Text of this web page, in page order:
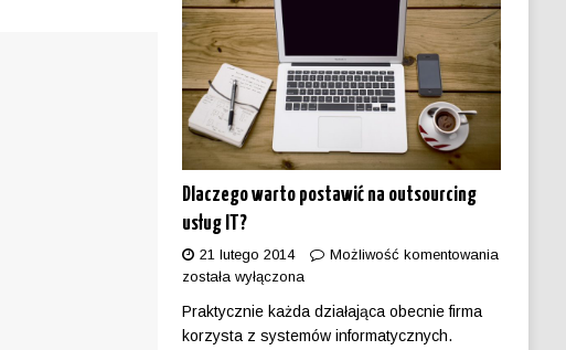
Dlaczego warto postawić na outsourcing
usług IT?
21 lutego 2014
Możliwość komentowania
została wyłączona
Praktycznie każda działająca obecnie firma
korzysta z systemów informatycznych.